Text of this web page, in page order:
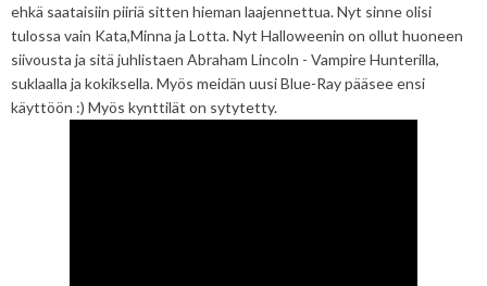
ehkä saataisiin piiriä sitten hieman laajennettua. Nyt sinne olisi
tulossa vain Kata,Minna ja Lotta. Nyt Halloweenin on ollut huoneen
siivousta ja sitä juhlistaen Abraham Lincoln - Vampire Hunterilla,
suklaalla ja kokiksella. Myös meidän uusi Blue-Ray pääsee ensi
käyttöön :) Myös kynttilät on sytytetty.